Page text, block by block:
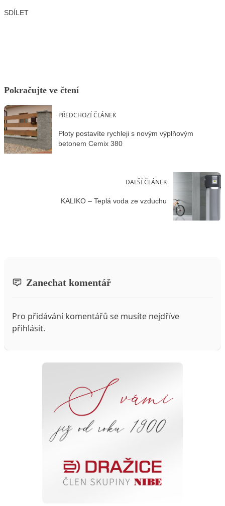
SDÍLET
Pokračujte ve čtení
PŘEDCHOZÍ ČLÁNEK
Ploty postavíte rychleji s novým výplňovým
betonem Cemix 380
DALŠÍ ČLÁNEK
KALIKO – Teplá voda ze vzduchu
Zanechat komentář
Pro přidávání komentářů se musíte nejdříve
přihlásit.